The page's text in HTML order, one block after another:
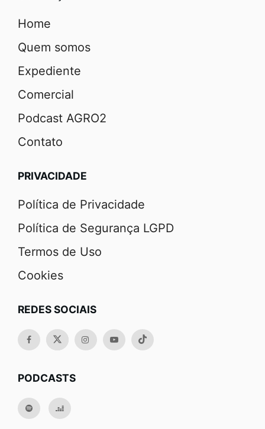
Home
Quem somos
Expediente
Comercial
Podcast AGRO2
Contato
PRIVACIDADE
Política de Privacidade
Política de Segurança LGPD
Termos de Uso
Cookies
REDES SOCIAIS
PODCASTS